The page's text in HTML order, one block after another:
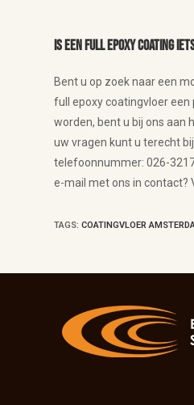
Is een full epoxy coating
Bent u op zoek naar een
full epoxy coatingvloer een
worden, bent u bij ons aan
uw vragen kunt u terecht
telefoonnummer: 026-
e-mail met ons in contact?
TAGS:COATINGVLOER